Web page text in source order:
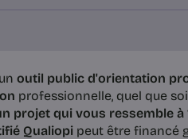
outil public d'orientation
professionnelle, quel que
projet qui vous ressemble à
Qualiopi peut être financé